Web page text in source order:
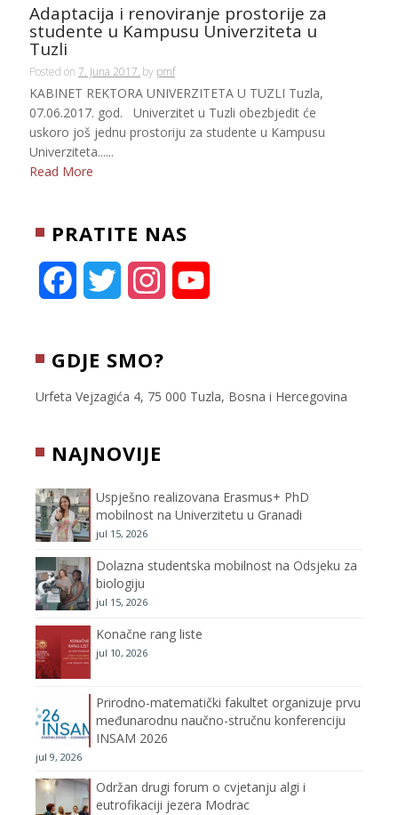
Adaptacija i renoviranje prostorije za
studente u Kampusu Univerziteta u
Tuzli
Posted on 7. Juna 2017. by pmf
KABINET REKTORA UNIVERZITETA U TUZLI Tuzla,
07.06.2017. god. Univerzitet u Tuzli obezbjedit će
uskoro još jednu prostoriju za studente u Kampusu
Univerziteta......
Read More
PRATITE NAS
c
e
o
o
k
i
t
e
r
t
r
T
e
e
GDJE SMO?
Urfeta Vejzagića 4, 75 000 Tuzla, Bosna i Hercegovina
NAJNOVIJE
Uspješno realizovana Erasmus+ PhD
mobilnost na Univerzitetu u Granadi
jul 15, 2026
Dolazna studentska mobilnost na Odsjeku za
biologiju
jul 15, 2026
Konačne rang liste
jul 10, 2026
Prirodno-matematički fakultet organizuje prvu
međunarodnu naučno-stručnu konferenciju
INSAM 2026
jul 9, 2026
Održan drugi forum o cvjetanju algi i
eutrofikaciji jezera Modrac